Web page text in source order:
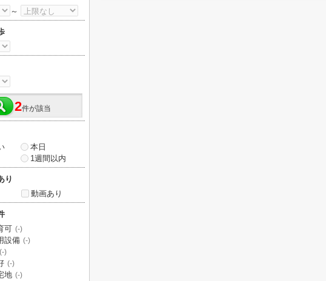
～
2件が該当
本日
1週間以内
り
動画あり
可 (-)
設備 (-)
(-)
(-)
地 (-)